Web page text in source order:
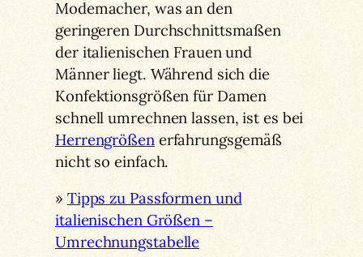
Modemacher, was an den
geringeren Durchschnittsmaßen
der italienischen Frauen und
Männer liegt. Während sich die
Konfektionsgrößen für Damen
schnell umrechnen lassen, ist es bei
Herrengrößenerfahrungsgemäß
nicht so einfach.
» Tipps zu Passformen und
italienischen Größen –
Umrechnungstabelle